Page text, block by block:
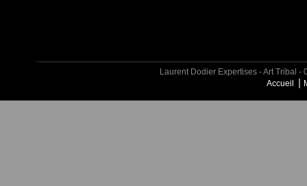
Laurent Dodier Expertises - Art Tribal -
Accueil